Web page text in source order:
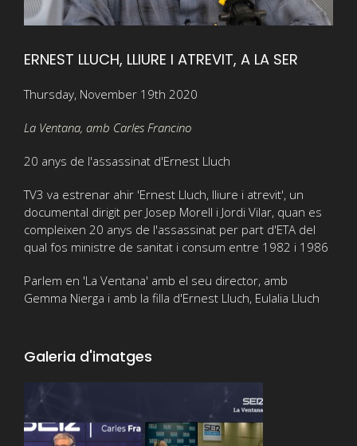
ERNEST LLUCH, LLIURE I ATREVIT, A LA SER
Thursday, November 19th 2020
La Ventana, amb Carles Francino
20 anys de l'assassinat d'Ernest Lluch
TV3 va estrenar ahir 'Ernest Lluch, lliure i atrevit', un
documental dirigit per Josep Morell i Jordi Vilar, quan es
compleixen 20 anys de l'assassinat per part d'ETA del
qual fos ministre de sanitat i consum entre 1982 i 1986
Parlem en 'La Ventana' amb el seu director, amb
Gemma Nierga i amb la filla d'Ernest Lluch, Eulalia Lluch
Galeria d'imatges